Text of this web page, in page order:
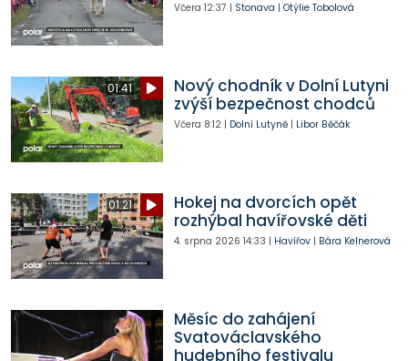
Včera 12:37 | Stonava | Otýlie Tobolová
01:41
Nový chodník v Dolní Lutyni
zvýší bezpečnost chodců
Včera 8:12| Dolní Lutyně| Libor Běčák
01:21
Hokej na dvorcích opět
rozhýbal havířovské děti
4. srpna 2026 14:33 | Havířov| Bára Kelnerová
Měsíc do zahájení
Svatováclavského
hudebního festivalu